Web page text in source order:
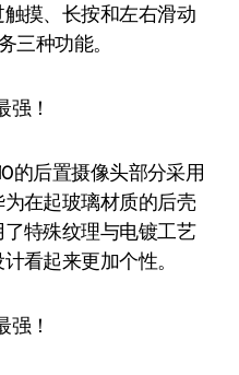
摸、长按和左右滑动
三种功能。
后置摄像头部分采用
在起玻璃材质的后壳
特殊纹理与电镀工艺
看起来更加个性。